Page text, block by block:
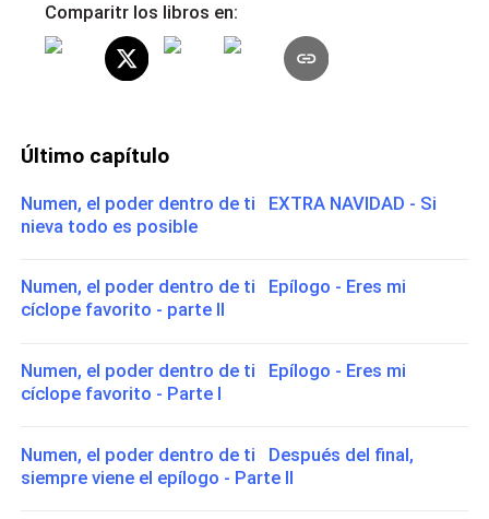
Comparitr los libros en:
Último capítulo
Numen, el poder dentro de ti EXTRA NAVIDAD - Si
nieva todo es posible
Numen, el poder dentro de ti Epílogo - Eres mi
cíclope favorito - parte II
Numen, el poder dentro de ti Epílogo - Eres mi
cíclope favorito - Parte I
Numen, el poder dentro de ti Después del final,
siempre viene el epílogo - Parte II